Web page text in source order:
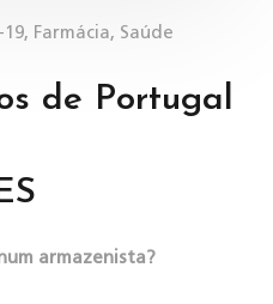
19, Farmácia, Saúde
de Portugal
armazenista?